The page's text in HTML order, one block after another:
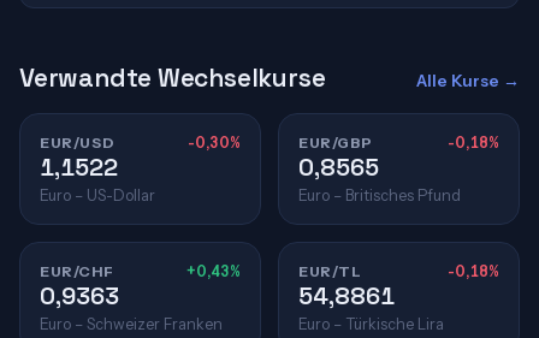
Verwandte Wechselkurse Alle Kurse →
EUR/USD -0,30%
1,1522
Euro – US-Dollar
EUR/GBP -0,18%
0,8565
Euro – Britisches Pfund
EUR/CHF +0,43%
0,9363
Euro – Schweizer Franken
EUR/TL -0,18%
54,8861
Euro – Türkische Lira